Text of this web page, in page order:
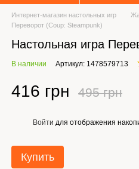
Интернет-магазин настольных игр
Переворот (Coup: Steampunk)
Настольная игра
В наличии Артикул: 1478579713
416 грн 495 грн
Войти для отображения
Купить